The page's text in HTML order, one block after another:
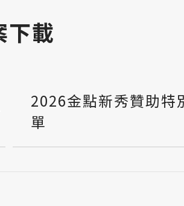
下載
2026金點新秀贊助特
單